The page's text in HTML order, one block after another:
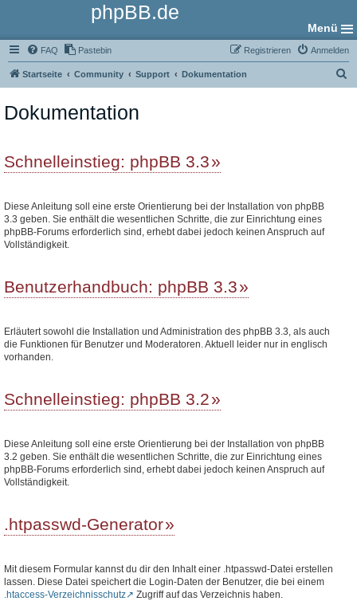
phpBB.de
Menü
FAQ Pastebin Anmelden
Registrieren
Startseite Community Support Dokumentation
Dokumentation
Schnelleinstieg: phpBB 3.3
Diese Anleitung soll eine erste Orientierung bei der Installation von phpBB
3.3 geben. Sie enthält die wesentlichen Schritte, die zur Einrichtung eines
phpBB-Forums erforderlich sind, erhebt dabei jedoch keinen Anspruch auf
Vollständigkeit.
Benutzerhandbuch: phpBB 3.3
Erläutert sowohl die Installation und Administration des phpBB 3.3, als auch
die Funktionen für Benutzer und Moderatoren. Aktuell leider nur in englisch
vorhanden.
Schnelleinstieg: phpBB 3.2
Diese Anleitung soll eine erste Orientierung bei der Installation von phpBB
3.2 geben. Sie enthält die wesentlichen Schritte, die zur Einrichtung eines
phpBB-Forums erforderlich sind, erhebt dabei jedoch keinen Anspruch auf
Vollständigkeit.
.htpasswd-Generator
Mit diesem Formular kannst du dir den Inhalt einer .htpasswd-Datei erstellen
lassen. Diese Datei speichert die Login-Daten der Benutzer, die bei einem
.htaccess-Verzeichnisschutz
Zugriff auf das Verzeichnis haben.